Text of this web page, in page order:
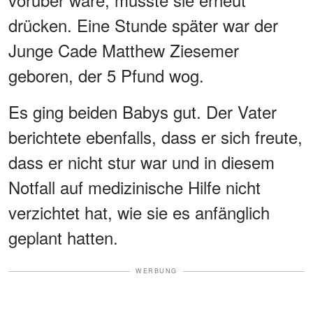
drücken. Eine Stunde später war der
Junge Cade Matthew Ziesemer
geboren, der 5 Pfund wog.
Es ging beiden Babys gut. Der Vater
berichtete ebenfalls, dass er sich freute,
dass er nicht stur war und in diesem
Notfall auf medizinische Hilfe nicht
verzichtet hat, wie sie es anfänglich
geplant hatten.
WERBUNG